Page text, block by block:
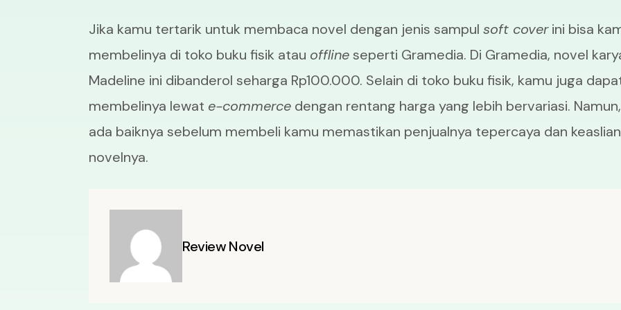
Jika kamu tertarik untuk membaca novel dengan jenis sampulsoft coverini bisa
membelinya di toko buku fisik atau offlineseperti Gramedia. Di Gramedia, novel
Madeline ini dibanderol seharga Rp100.000. Selain di toko buku fisik, kamu juga
membelinya lewat e-commerce dengan rentang harga yang lebih bervariasi. Namun,
ada baiknya sebelum membeli kamu memastikan penjualnya tepercaya dan keaslian
novelnya.
Review Novel